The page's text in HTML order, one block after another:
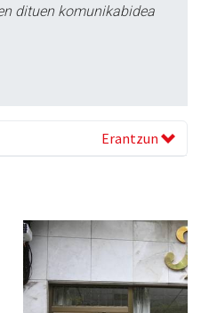
dituen komunikabidea
Erantzun